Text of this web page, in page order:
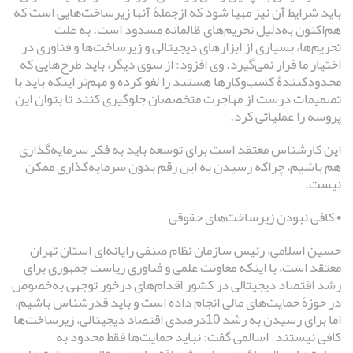
باید شرایط آن نیز مهیا شود که ازجملۀ آنها زیرساخت‌هایی است که
هم‌اکنون به‌دلیل تحریم‌های ظالمانه مسدود است. به علت
تحریم‌ها، بسیاری از ابزارهای دیجیتالی و زیرساخت‌ها و فناوری در
اختیار ما قرار نمی‌گیرد. وی افزود: از سوی دیگر، باید طرح‌هایی که
محدودکنندۀ کسب‌وکارها هستند را لغو کرده و مهم‌تر اینکه باید با
تصمیمات درست از مهاجرت متخصصان جلوگیری کنند تا بتوان این
پروسه را عملیاتی کرد.
این کارشناس معتقد است برای توسعه باید به فکر سرمایه‌گذاری
هم باشیم، چراکه رسیدن به این رقم بدون سرمایه‌گذاری ممکن
نیست.
• کافی نبودن زیرساخت‌های حقوقی
حسین اسلامی، رئیس سازمان نظام صنفی رایانه‌ای استان تهران
معتقد است، با اینکه معاونت علمی و فناوری ریاست جمهوری برای
رشد اقتصاد دیجیتالی در کشور اقدام‌های درخور توجهی به‌خصوص
در حوزۀ حمایت‌های مالی انجام داده است و باید قدرشناس باشیم،
اما برای رسیدن به رشد 10درصدی اقتصاد دیجیتالی، زیرساخت‌ها
کافی نیستند. اسالمی گفت: نباید حمایت‌ها فقط محدود به